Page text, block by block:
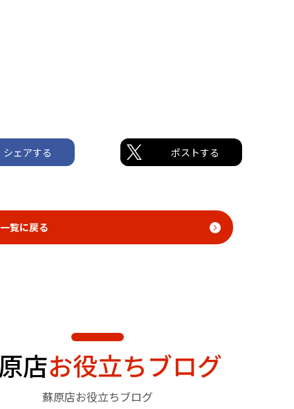
シェアする ポストする
覧に戻る
店お役立ちブログ
蘇原店お役立ちブログ